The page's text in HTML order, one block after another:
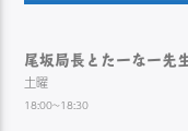
尾坂局長とたーなー先
土曜
18:00~18:30